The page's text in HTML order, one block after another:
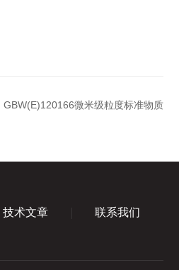
GBW(E)120166微米级粒度标准物质
技术文章 联系我们